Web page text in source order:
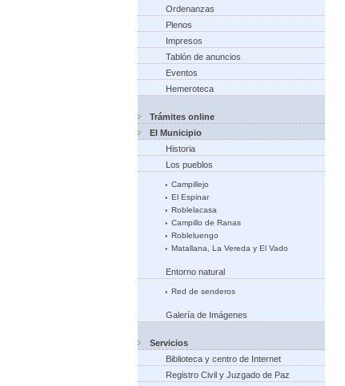
Ordenanzas
Plenos
Impresos
Tablón de anuncios
Eventos
Hemeroteca
Trámites online
El Municipio
Historia
Los pueblos
Campillejo
El Espinar
Roblelacasa
Campillo de Ranas
Robleluengo
Matallana, La Vereda y El Vado
Entorno natural
Red de senderos
Galería de Imágenes
Servicios
Biblioteca y centro de Internet
Registro Civil y Juzgado de Paz